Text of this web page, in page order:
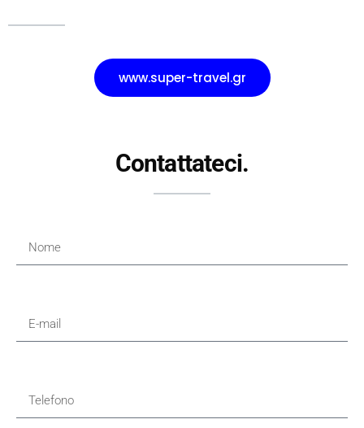
www.super-travel.gr
Contattateci.